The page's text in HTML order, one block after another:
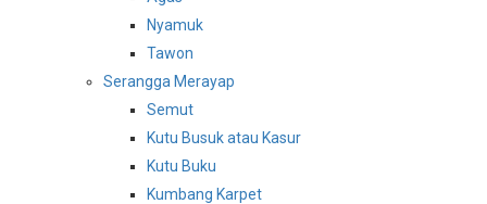
Nyamuk
Tawon
Serangga Merayap
Semut
Kutu Busuk atau Kasur
Kutu Buku
Kumbang Karpet